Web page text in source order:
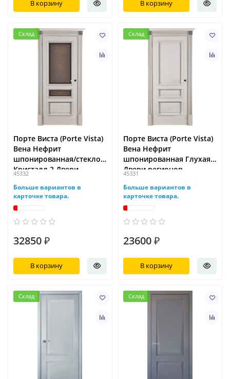
В корзину В корзину
Склад
Порте Виста (Porte Vista)
Вена Нефрит
шпонированная/стекло
Кристалл 2 Двери
45332
Больше вариантов в
карточке товара.
32850 ₽
В корзину
Склад
Порте Виста (Porte Vista)
Вена Нефрит
шпонированная Глухая
Двери регионов
45331
Больше вариантов в
карточке товара.
23600 ₽
В корзину
Склад Склад